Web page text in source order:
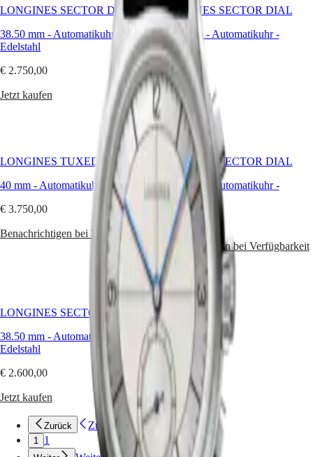
COLLECTION
COLLECTION
CHRONOGRAPH
COLLECTION
MOONPHASE
LONGINES
COLLECTION
CONQUEST
CONQUEST
CONQUEST
CHRONOGRAPH
HYDROCONQUEST
HYDROCONQUEST
GMT
Spirit
LONGINES
LONGINES
SPIRIT
ZULU
Africa
(En)
States
Asien-
Pazifik
Australia
中
Hong
SAR
(En
香
特
别
行
政
Longines
Heritage
Classic
Kollektion
das
reiche
Erbe
der
die
Eleganz
einer
anderen
Zeit
wider,
in
Designsprache
prägten.
raffinierten
Kontrasten
und
anmutigen
Geometrien
jede
Kreation
durch
LONGINES SECTOR DIAL
38.50 mm - Automatikuhr
Edelstahl
€ 2.750,00
Jetzt kaufen
LONGINES SECTOR DIAL
38.50 mm- Automatikuhr-
Edelstahl
€ 2.500,00
Jetzt kaufen
LONGINES TUXEDO
40 mm - Automatikuhr
Edelstahl
€ 3.750,00
Benachrichtigen bei Verfügbarkeit
LONGINES SECTOR DIAL
38.50 mm
Automatikuhr-
Edelstahl
€ 2.600,00
Benachrichtigen bei Verfügbarkeit
LONGINES SECTOR DIAL
38.50 mm - Automatikuhr
Edelstahl
€ 2.600,00
Jetzt kaufen
Zurück Zurück
1 1